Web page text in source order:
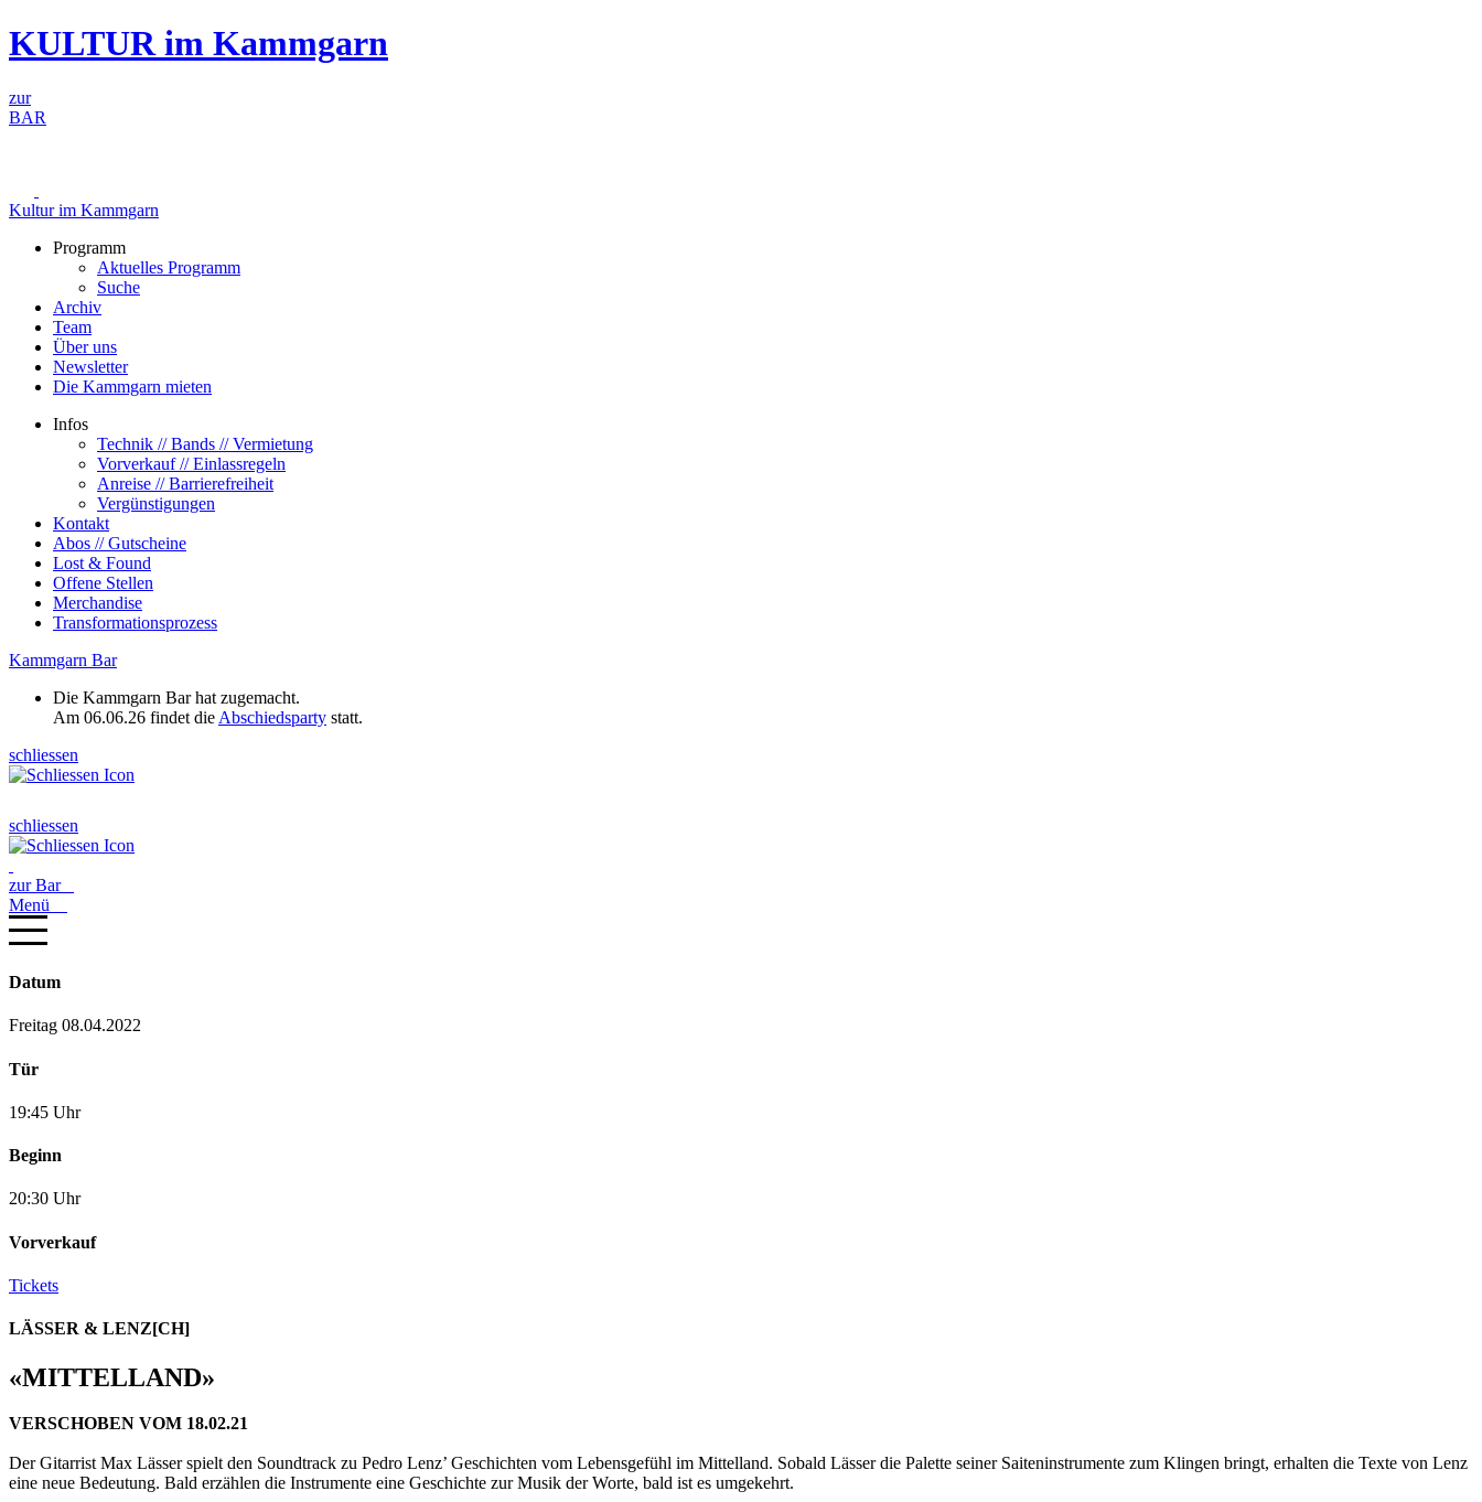
Zum
Inhalt
KULTUR im Kammgarn
zur
BAR
Kultur im Kammgarn
Programm
Aktuelles Programm
Suche
Archiv
Team
Über uns
Newsletter
Die Kammgarn mieten
Infos
Technik // Bands // Vermietung
Vorverkauf // Einlassregeln
Anreise // Barrierefreiheit
Vergünstigungen
Kontakt
Abos // Gutscheine
Lost & Found
Offene Stellen
Merchandise
Transformationsprozess
Kammgarn Bar
Die Kammgarn Bar hat zugemacht.
Am 06.06.26 findet die Abschiedsparty statt.
schliessen
schliessen
zur Bar
Menü
Datum
Freitag 08.04.2022
Tür
19:45 Uhr
Beginn
20:30 Uhr
Vorverkauf
Tickets
LÄSSER & LENZ[CH]
«MITTELLAND»
VERSCHOBEN VOM 18.02.21
Der Gitarrist Max Lässer spielt den Soundtrack zu Pedro Lenz’ Geschichten vom Lebensgefühl im Mittelland. Sobald Lässer die Palette seiner Saiteninstrumente zum Klingen bringt, erhalten die Texte von Lenz
eine neue Bedeutung. Bald erzählen die Instrumente eine Geschichte zur Musik der Worte, bald ist es umgekehrt.